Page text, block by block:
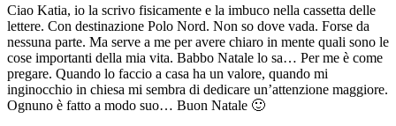
Ciao Katia, io la scrivo fisicamente e la imbuco nella cassetta delle
lettere. Con destinazione Polo Nord. Non so dove vada. Forse da
nessuna parte. Ma serve a me per avere chiaro in mente quali sono le
cose importanti della mia vita. Babbo Natale lo sa… Per me è come
pregare. Quando lo faccio a casa ha un valore, quando mi
inginocchio in chiesa mi sembra di dedicare un’attenzione maggiore.
Ognuno è fatto a modo suo… Buon Natale 🙂